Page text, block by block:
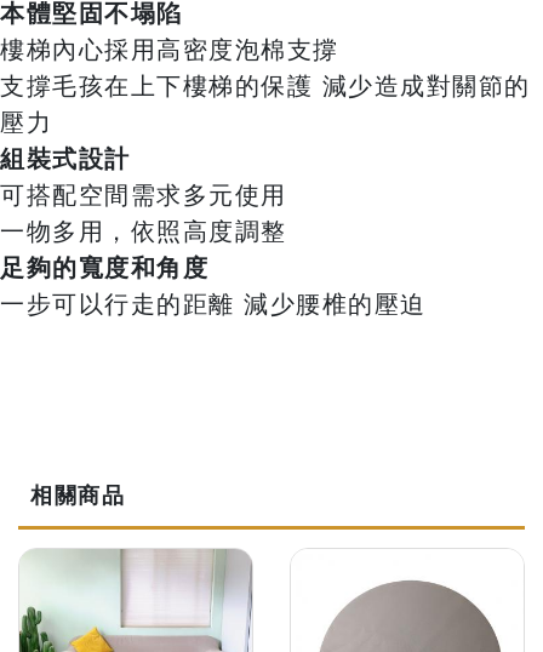
本體堅固不塌陷
樓梯內心採用高密度泡棉支撐
支撐毛孩在上下樓梯的保護 減少造成對關節的
壓力
組裝式設計
可搭配空間需求多元使用
一物多用，依照高度調整
足夠的寬度和角度
一步可以行走的距離 減少腰椎的壓迫
相關商品